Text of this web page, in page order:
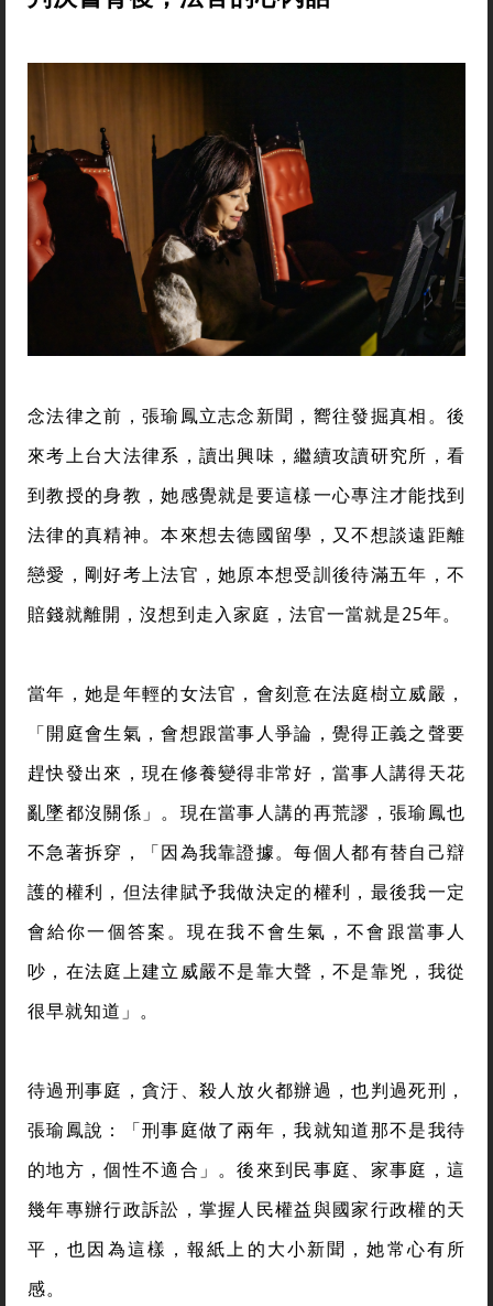
念法律之前，張瑜鳳立志念新聞，嚮往發掘真相。後
來考上台大法律系，讀出興味，繼續攻讀研究所，看
到教授的身教，她感覺就是要這樣一心專注才能找到
法律的真精神。本來想去德國留學，又不想談遠距離
戀愛，剛好考上法官，她原本想受訓後待滿五年，不
賠錢就離開，沒想到走入家庭，法官一當就是25年。
當年，她是年輕的女法官，會刻意在法庭樹立威嚴，
「開庭會生氣，會想跟當事人爭論，覺得正義之聲要
趕快發出來，現在修養變得非常好，當事人講得天花
亂墜都沒關係」。現在當事人講的再荒謬，張瑜鳳也
不急著拆穿，「因為我靠證據。每個人都有替自己辯
護的權利，但法律賦予我做決定的權利，最後我一定
會給你一個答案。現在我不會生氣，不會跟當事人
吵，在法庭上建立威嚴不是靠大聲，不是靠兇，我從
很早就知道」。
待過刑事庭，貪汙、殺人放火都辦過，也判過死刑，
張瑜鳳說：「刑事庭做了兩年，我就知道那不是我待
的地方，個性不適合」。後來到民事庭、家事庭，這
幾年專辦行政訴訟，掌握人民權益與國家行政權的天
平，也因為這樣，報紙上的大小新聞，她常心有所
感。